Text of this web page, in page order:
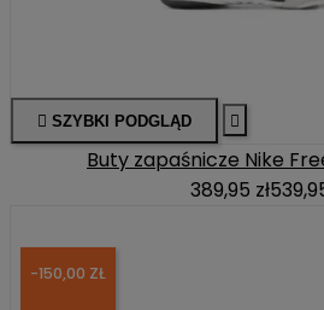
 SZYBKI PODGLĄD 
Buty zapaśnicze Nike
389,95 zł
-150,00 ZŁ